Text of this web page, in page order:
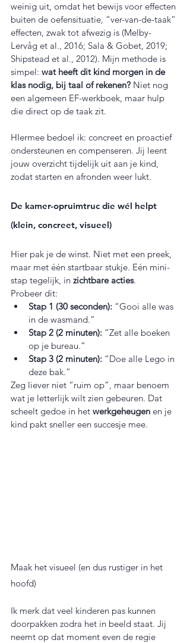
weinig uit, omdat het bewijs voor effecten
buiten de oefensituatie, “ver-van-de-taak”
effecten, zwak tot afwezig is (Melby-
Lervåg et al., 2016; Sala & Gobet, 2019;
Shipstead et al., 2012). Mijn methode is
simpel: wat heeft dit kind morgen in de
klas nodig, bij taal of rekenen? Niet nog
een algemeen EF-werkboek, maar hulp
die direct op de taak zit.
HIermee bedoel ik: concreet en proactief
ondersteunen en compenseren. Jij leent
jouw overzicht tijdelijk uit aan je kind,
zodat starten en afronden weer lukt.
De kamer-opruimtruc die wél helpt
(klein, concreet, visueel)
Hier pak je de winst. Niet met een preek,
maar met één startbaar stukje. Eén mini-
stap tegelijk, in zichtbare acties.
Probeer dit:
Stap 1 (30 seconden): “Gooi alle was
in de wasmand.”
Stap 2 (2 minuten): “Zet alle boeken
op je bureau.”
Stap 3 (2 minuten): “Doe alle Lego in
deze bak.”
Zeg liever niet “ruim op”, maar benoem
wat je letterlijk wilt zien gebeuren. Dat
scheelt gedoe in het werkgeheugen en je
kind pakt sneller een succesje mee.
Maak het visueel (en dus rustiger in het
hoofd)
Ik merk dat veel kinderen pas kunnen
doorpakken zodra het in beeld staat. Jij
neemt op dat moment even de regie